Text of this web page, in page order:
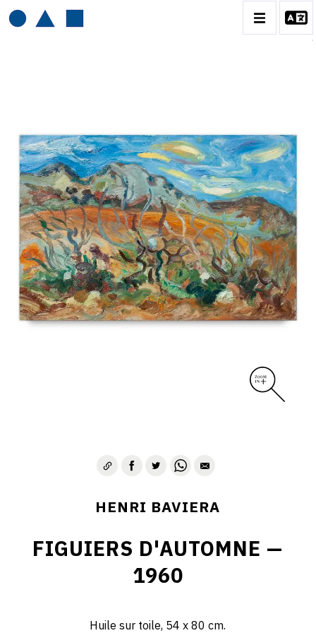
BIOGRAPHIE
CATALOGUE DES OEUVRES
TOME 1: PEINTURES ET RELIEFS
TOME 2 : GRAVURES
CONTACT
HENRI BAVIERA
FIGUIERS D'AUTOMNE —
1960
Huile sur toile, 54 x 80 cm.